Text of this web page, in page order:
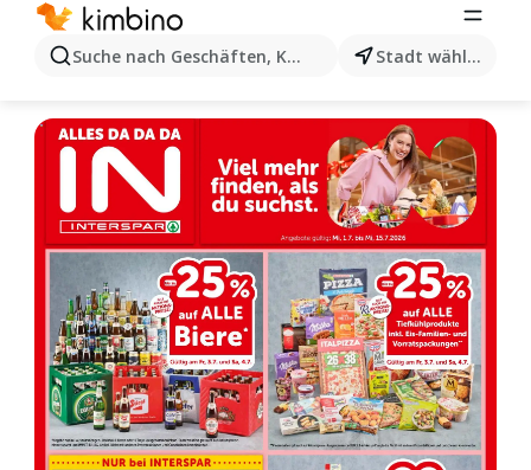
Suche nach Geschäften, Kategorien, Produkten...
Stadt wählen